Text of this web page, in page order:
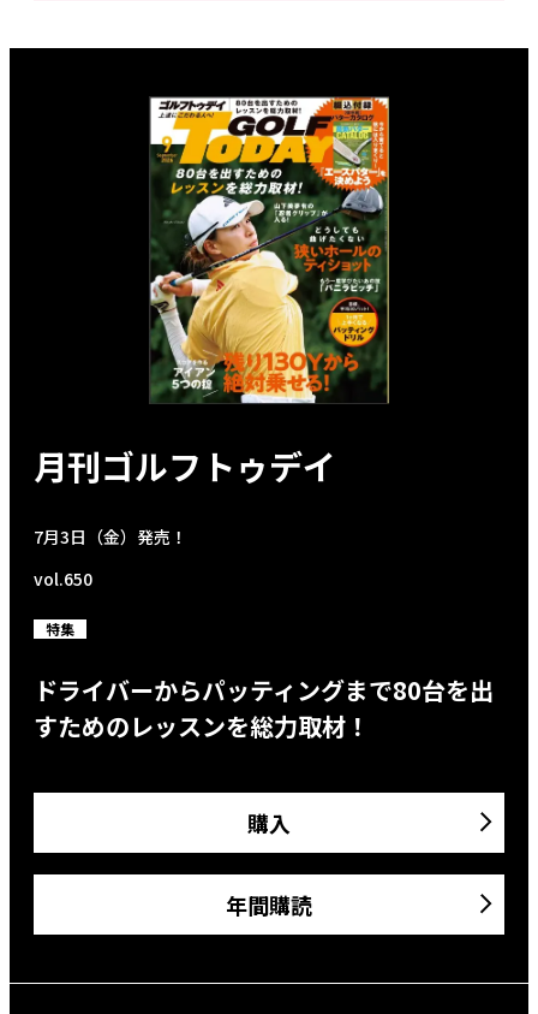
月刊ゴルフトゥデイ
7月3日（金）発売！
vol.650
特集
ドライバーからパッティングまで80台を出
すためのレッスンを総力取材！
購入
年間購読